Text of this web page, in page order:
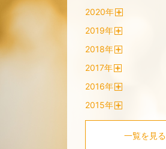
2020年
2019年
2018年
2017年
2016年
2015年
一覧を見る